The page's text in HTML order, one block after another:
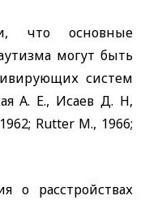
что основные
могут быть
систем
А. Е., Исаев Д. Н,
1962; Rutter M., 1966;
о расстройствах